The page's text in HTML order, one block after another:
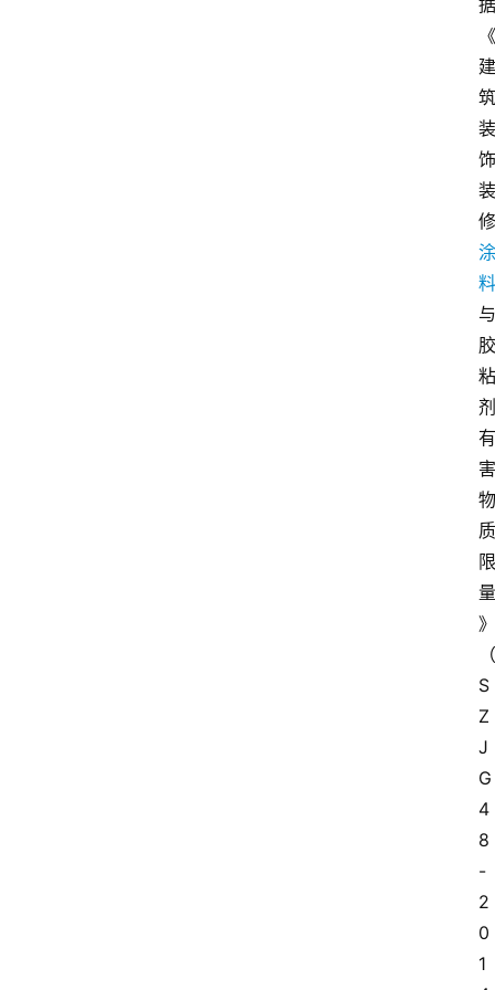
据
《
建
筑
装
饰
装
修
涂
料
与
胶
粘
剂
有
害
物
质
限
量
》
（
S
Z
J
G
4
8
-
2
0
1